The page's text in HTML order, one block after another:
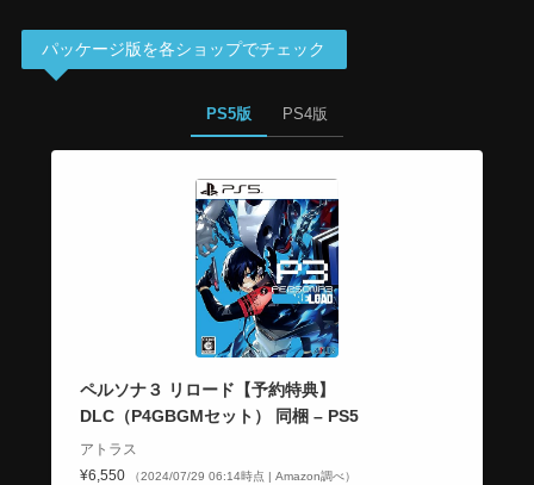
パッケージ版を各ショップでチェック
PS5版 PS4版
ペルソナ３ リロード【予約特典】
DLC（P4GBGMセット） 同梱 – PS5
アトラス
¥6,550
（2024/07/29 06:14時点 | Amazon調べ）